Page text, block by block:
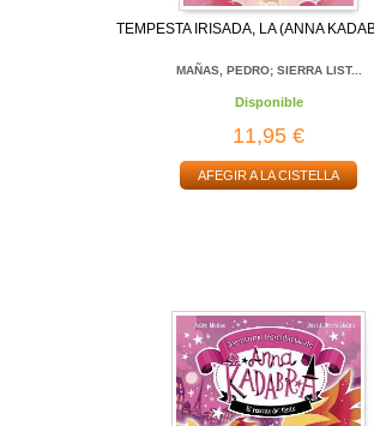
TEMPESTA IRISADA, LA (ANNA
MAÑAS, PEDRO; SIERRA LIST...
Disponible
11,95 €
AFEGIR A LA CISTELLA